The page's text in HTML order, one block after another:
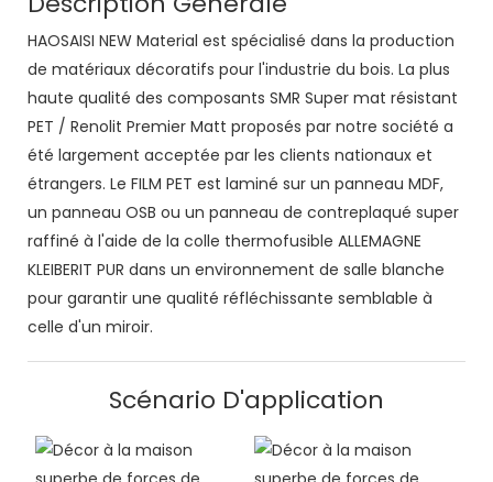
HAOSAISI NEW Material est spécialisé dans la production
de matériaux décoratifs pour l'industrie du bois. La plus
haute qualité des composants SMR Super mat résistant
PET / Renolit Premier Matt proposés par notre société a
été largement acceptée par les clients nationaux et
étrangers. Le FILM PET est laminé sur un panneau MDF,
un panneau OSB ou un panneau de contreplaqué super
raffiné à l'aide de la colle thermofusible ALLEMAGNE
KLEIBERIT PUR dans un environnement de salle blanche
pour garantir une qualité réfléchissante semblable à
celle d'un miroir.
Scénario D'application